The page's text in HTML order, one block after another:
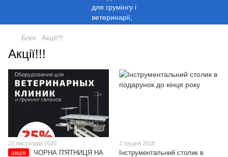
Блог Акції!!!
Акції!!!
22 листопада 2020
акція
ЧОРНА П'ЯТНИЦЯ НА
3 грудня 2018
Інструментальний столик в